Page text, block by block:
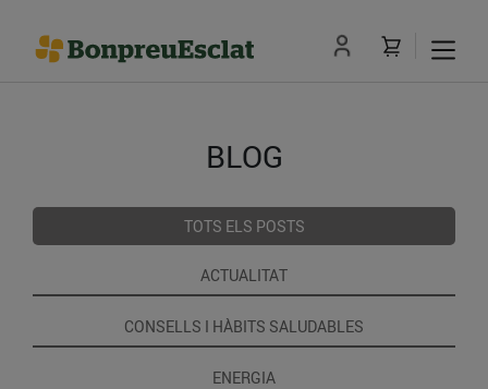
BLOG
TOTS ELS POSTS
ACTUALITAT
CONSELLS I HÀBITS SALUDABLES
ENERGIA